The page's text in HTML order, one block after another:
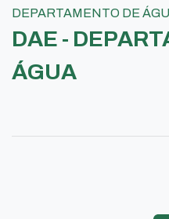
DEPARTAMENTO DE
DAE -
ÁGUA